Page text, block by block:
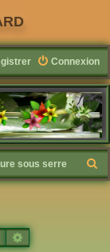
Connexion
sous serre
e
Rechercher